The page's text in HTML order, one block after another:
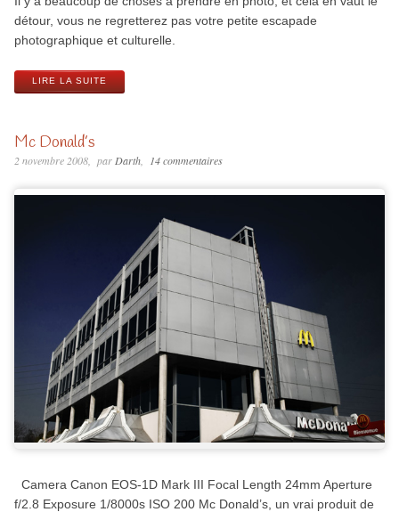
détour, vous ne regretterez pas votre petite escapade
photographique et culturelle.
LIRE LA SUITE
Mc Donald’s
2 novembre 2008 par Darth 14 commentaires
Camera Canon EOS-1D Mark III Focal Length 24mm Aperture
f/2.8 Exposure 1/8000s ISO 200 Mc Donald’s, un vrai produit de